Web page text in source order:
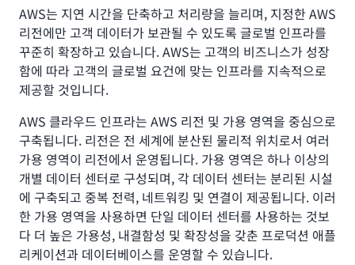
AWS는 지연 시간을 단축하고 처리량을 늘리며, 지정한 AWS
리전에만 고객 데이터가 보관될 수 있도록 글로벌 인프라를
꾸준히 확장하고 있습니다. AWS는 고객의 비즈니스가 성장
함에 따라 고객의 글로벌 요건에 맞는 인프라를 지속적으로
제공할 것입니다.
AWS 클라우드 인프라는 AWS 리전 및 가용 영역을 중심으로
구축됩니다. 리전은 전 세계에 분산된 물리적 위치로서 여러
가용 영역이 리전에서 운영됩니다. 가용 영역은 하나 이상의
개별 데이터 센터로 구성되며, 각 데이터 센터는 분리된 시설
에 구축되고 중복 전력, 네트워킹 및 연결이 제공됩니다. 이러
한 가용 영역을 사용하면 단일 데이터 센터를 사용하는 것보
다 더 높은 가용성, 내결함성 및 확장성을 갖춘 프로덕션 애플
리케이션과 데이터베이스를 운영할 수 있습니다.